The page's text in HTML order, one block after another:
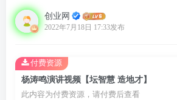
创业网
2022年7月18日 17:33发布
杨涛鸣演讲视频【坛智慧 造地才】
此内容为付费资源，请付费后查看
付费资源